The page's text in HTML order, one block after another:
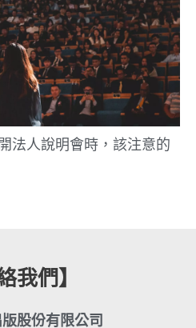
法人說明會時，該注意的
我們】
股份有限公司